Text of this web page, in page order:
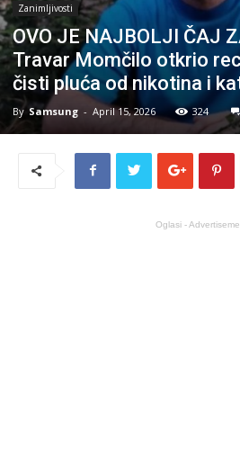
Zanimljivosti
OVO JE NAJBOLJI ČAJ
Travar Momčilo otkrio
čisti pluća od nikotina i
By Samsung - April 15, 2026 324
Oglasi -